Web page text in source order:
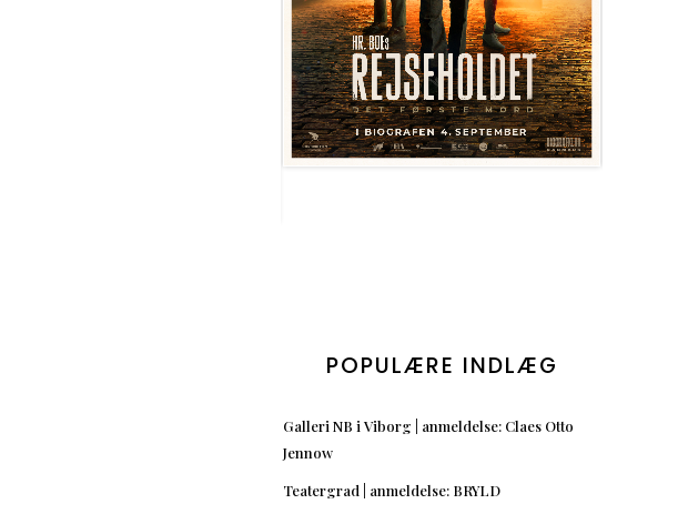
POPULÆRE INDLÆG
Galleri NB i Viborg | anmeldelse: Claes Otto
Jennow
Teatergrad | anmeldelse: BRYLD